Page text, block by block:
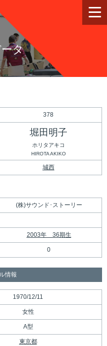
タ
378
堀田明子
ホリタアキコ
HIROTA AKIKO
城西
(株)サウンド･ストーリー
2003年 36期生
0
情報
1970/12/11
女性
A型
東京都